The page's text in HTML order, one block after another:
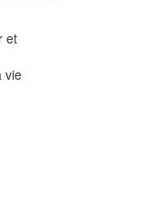
et
vie